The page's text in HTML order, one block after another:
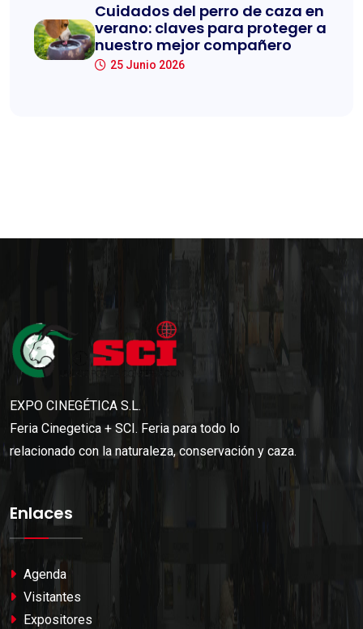
Cuidados del perro de caza en
verano: claves para proteger a
nuestro mejor compañero
25 Junio 2026
EXPO CINEGÉTICA S.L.
Feria Cinegetica + SCI. Feria para todo lo
relacionado con la naturaleza, conservación y caza.
Enlaces
Agenda
Visitantes
Expositores